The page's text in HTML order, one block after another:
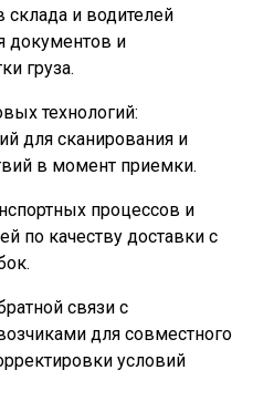
склада и водителей
документов и
груза.
технологий:
для сканирования и
в момент приемки.
процессов и
по качеству доставки с
связи с
для совместного
условий